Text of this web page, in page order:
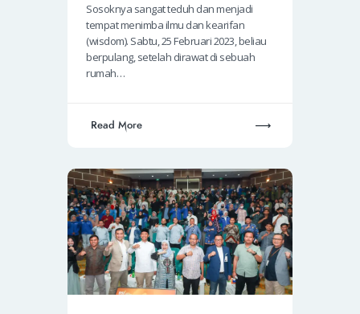
Sosoknya sangat teduh dan menjadi
tempat menimba ilmu dan kearifan
(wisdom). Sabtu, 25 Februari 2023, beliau
berpulang, setelah dirawat di sebuah
rumah…
Read More